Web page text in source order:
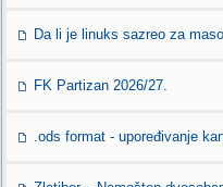
Da li je linuks sazreo za
FK Partizan 2026/27.
.ods format - upoređivanje